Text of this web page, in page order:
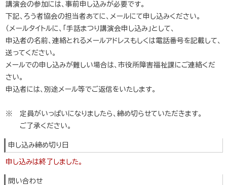
講演会の参加には、事前申し込みが必要です。
下記、ろう者協会の担当者あてに、メールにて申し込みください。
（メールタイトルに、「手話まつり講演会申し込み」として、
申込者の名前、連絡とれるメールアドレスもしくは電話番号を記載して、
送ってください。
メールでの申し込みが難しい場合は、市役所障害福祉課にご連絡くだ
さい。
申込者には、別途メール等でご返信をいたします。
※ 定員がいっぱいになりましたら、締め切らせていただきます。
ご了承ください。
申し込み締め切り日
申し込みは終了しました。
問い合わせ